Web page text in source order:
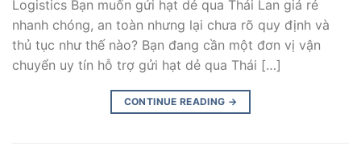
Logistics Bạn muốn gửi hạt dẻ qua Thái Lan giá rẻ
nhanh chóng, an toàn nhưng lại chưa rõ quy định và
thủ tục như thế nào? Bạn đang cần một đơn vị vận
chuyển uy tín hỗ trợ gửi hạt dẻ qua Thái […]
CONTINUE READING →